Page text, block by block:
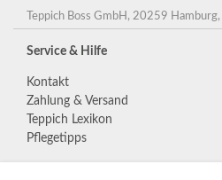
Teppich Boss GmbH, 20259
Service & Hilfe
Kontakt
Zahlung & Versand
Teppich Lexikon
Pflegetipps